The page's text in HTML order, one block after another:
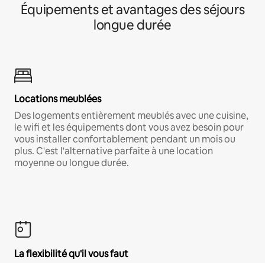
Équipements et avantages des séjours
longue durée
Locations meublées
Des logements entièrement meublés avec une cuisine,
le wifi et les équipements dont vous avez besoin pour
vous installer confortablement pendant un mois ou
plus. C'est l'alternative parfaite à une location
moyenne ou longue durée.
La flexibilité qu'il vous faut